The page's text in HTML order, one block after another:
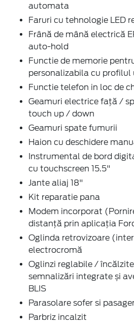
automata
Faruri cu tehnologie LED
Frână de mână electrică
auto-hold
Functie de memorie
personalizabila cu
Functie telefon in loc de
Geamuri electrice față /
touch up / down
Geamuri spate fumurii
Haion cu deschidere
Instrumental de bord
cu touchscreen 15.5"
Jante aliaj 18"
Kit reparatie pana
Modem incorporat
distanță prin aplicația
Oglinda retrovizoare
electrocromă
Oglinzi reglabile /
semnalizări integrate și
BLIS
Parasolare sofer si
Parbriz incalzit